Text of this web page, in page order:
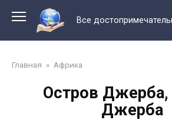
контенту
Все
Главная » Африка
Остров Джерба,
Джерба